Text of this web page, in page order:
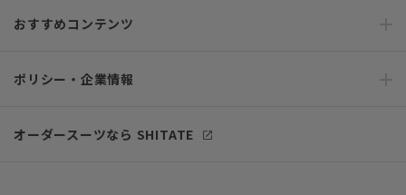
おすすめコンテンツ
ポリシー・企業情報
オーダースーツなら SHITATE